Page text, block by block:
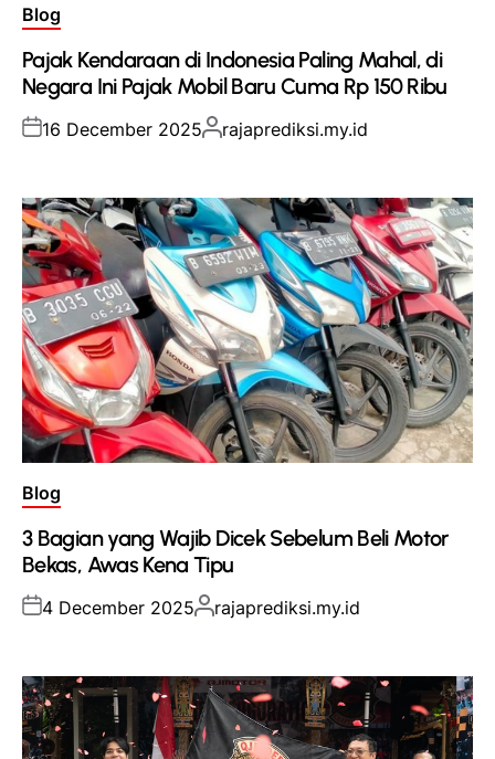
Posted
Blog
Pajak Kendaraan di Indonesia Paling Mahal, di
Negara Ini Pajak Mobil Baru Cuma Rp 150 Ribu
Posted
16 December 2025Posted
rajaprediksi.my.id
Posted
Blog
3 Bagian yang Wajib Dicek Sebelum Beli Motor
Bekas, Awas Kena Tipu
Posted
4 December 2025Posted
rajaprediksi.my.id